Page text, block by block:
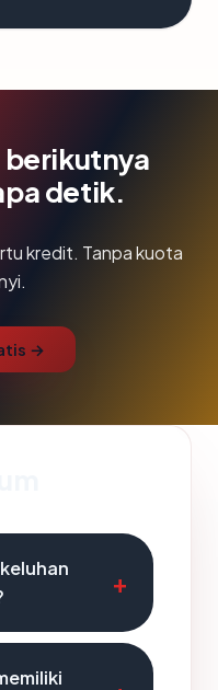
berikutnya
detik.
kredit. Tanpa kuota
→